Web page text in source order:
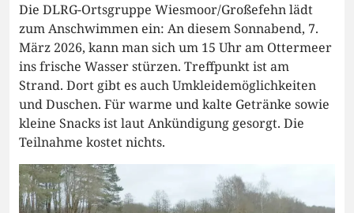
Die DLRG-Ortsgruppe Wiesmoor/Großefehn lädt
zum Anschwimmen ein: An diesem Sonnabend, 7.
März 2026, kann man sich um 15 Uhr am Ottermeer
ins frische Wasser stürzen. Treffpunkt ist am
Strand. Dort gibt es auch Umkleidemöglichkeiten
und Duschen. Für warme und kalte Getränke sowie
kleine Snacks ist laut Ankündigung gesorgt. Die
Teilnahme kostet nichts.